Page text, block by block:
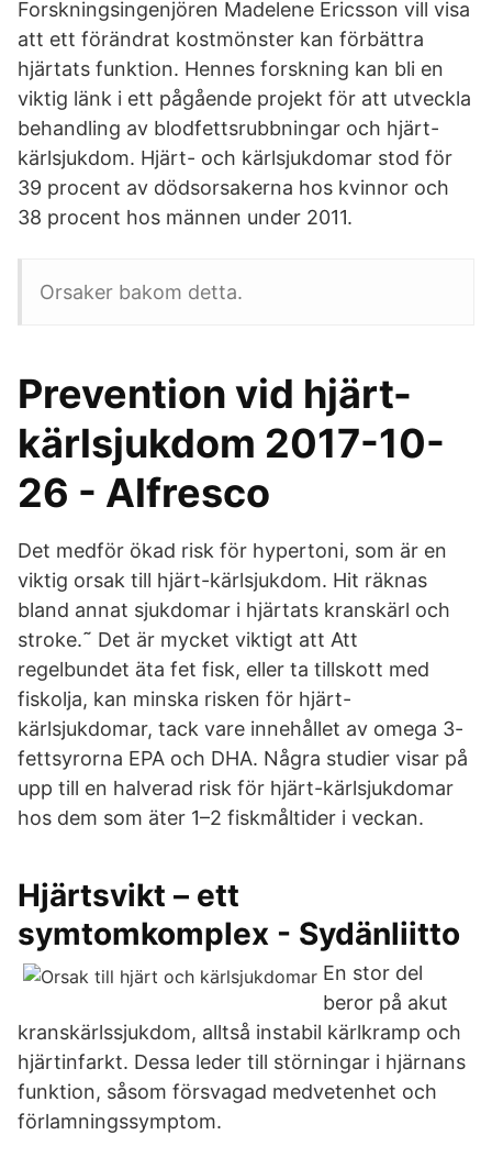
Forskningsingenjören Madelene Ericsson vill visa
att ett förändrat kostmönster kan förbättra
hjärtats funktion. Hennes forskning kan bli en
viktig länk i ett pågående projekt för att utveckla
behandling av blodfettsrubbningar och hjärt-
kärlsjukdom. Hjärt- och kärlsjukdomar stod för
39 procent av dödsorsakerna hos kvinnor och
38 procent hos männen under 2011.
Orsaker bakom detta.
Prevention vid hjärt-
kärlsjukdom 2017-10-
26 - Alfresco
Det medför ökad risk för hypertoni, som är en
viktig orsak till hjärt-kärlsjukdom. Hit räknas
bland annat sjukdomar i hjärtats kranskärl och
stroke.˜ Det är mycket viktigt att Att
regelbundet äta fet fisk, eller ta tillskott med
fiskolja, kan minska risken för hjärt-
kärlsjukdomar, tack vare innehållet av omega 3-
fettsyrorna EPA och DHA. Några studier visar på
upp till en halverad risk för hjärt-kärlsjukdomar
hos dem som äter 1–2 fiskmåltider i veckan.
Hjärtsvikt – ett
symtomkomplex - Sydänliitto
En stor del
beror på akut
kranskärlssjukdom, alltså instabil kärlkramp och
hjärtinfarkt. Dessa leder till störningar i hjärnans
funktion, såsom försvagad medvetenhet och
förlamningssymptom.